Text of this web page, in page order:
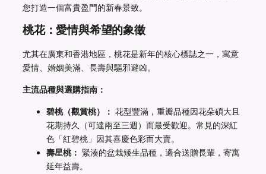
您打造一個富貴盈門的新春景致。
桃花：愛情與希望的象徵
尤其在廣東和香港地區，桃花是新年的核心標誌之一，寓意
愛情、婚姻美滿、長壽與驅邪避凶。
主流品種與選購指南：
碧桃（觀賞桃）： 花型豐滿，重瓣品種因花朵碩大且
花期持久（可達兩至三週）而最受歡迎。常見的深紅
色「紅碧桃」因其喜慶色彩而大賣。
壽星桃： 緊湊的盆栽矮生品種，適合送贈長輩，寄寓
延年益壽。